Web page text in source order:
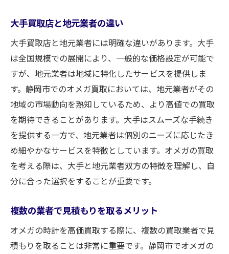
大手買取店と地元業者の違い
大手買取店と地元業者には明確な違いがあります。大手
は全国規模での展開により、一般的な価格設定が可能で
すが、地元業者は地域に特化したサービスを提供しま
す。静岡市でのオメガ買取においては、地元業者がその
地域の市場動向を熟知しているため、より高値での買取
を期待できることがあります。大手はスムーズな手続き
を提供する一方で、地元業者は個別のニーズに応じたき
め細やかなサービスを特徴としています。オメガの買取
を考える際は、大手と地元業者双方の特徴を理解し、自
分に合った選択をすることが重要です。
複数の業者で見積もりを取るメリット
オメガの時計を高価買取する際に、複数の買取業者で見
積もりを取ることは非常に重要です。静岡市でオメガの